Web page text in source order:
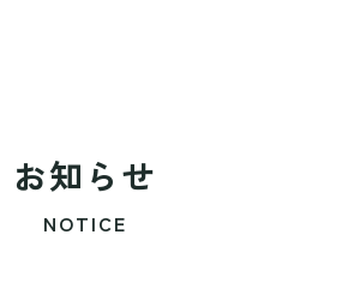
お知らせ
NOTICE